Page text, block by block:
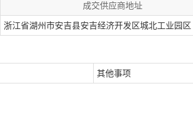
成交供应商地址
浙江省湖州市安吉县安吉经济开发区城北工业园区
其他事项